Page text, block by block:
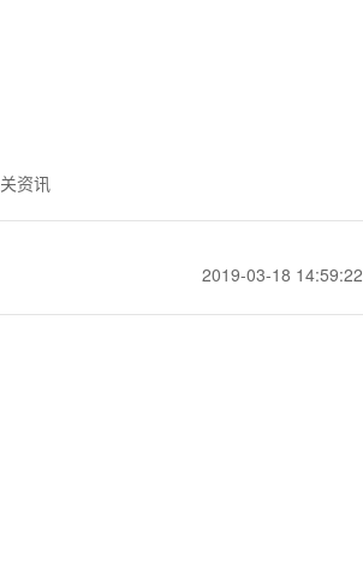
资讯
2019-03-18 14:59:22